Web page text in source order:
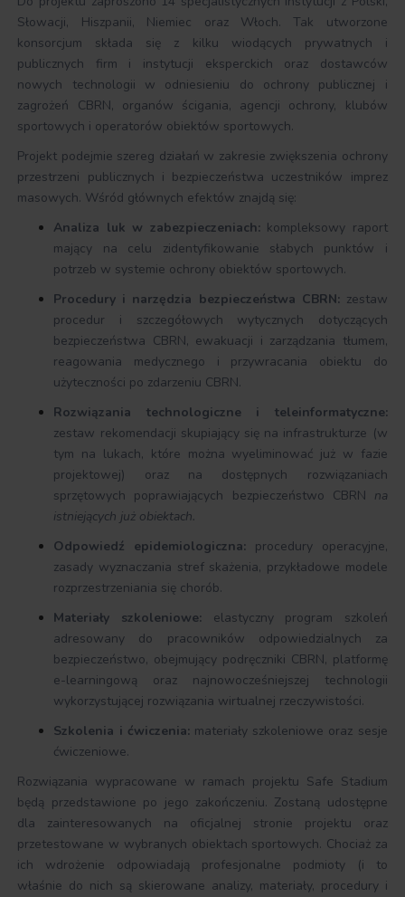
Słowacji, Hiszpanii, Niemiec oraz Włoch. Tak utworzone
konsorcjum składa się z kilku wiodących prywatnych i
publicznych firm i instytucji eksperckich oraz dostawców
nowych technologii w odniesieniu do ochrony publicznej i
zagrożeń CBRN, organów ścigania, agencji ochrony, klubów
sportowych i operatorów obiektów sportowych.
Projekt podejmie szereg działań w zakresie zwiększenia ochrony
przestrzeni publicznych i bezpieczeństwa uczestników imprez
masowych. Wśród głównych efektów znajdą się:
Analiza luk w zabezpieczeniach: kompleksowy raport
mający na celu zidentyfikowanie słabych punktów i
potrzeb w systemie ochrony obiektów sportowych.
Procedury i narzędzia bezpieczeństwa CBRN: zestaw
procedur i szczegółowych wytycznych dotyczących
bezpieczeństwa CBRN, ewakuacji i zarządzania tłumem,
reagowania medycznego i przywracania obiektu do
użyteczności po zdarzeniu CBRN.
Rozwiązania technologiczne i teleinformatyczne:
zestaw rekomendacji skupiający się na infrastrukturze (w
tym na lukach, które można wyeliminować już w fazie
projektowej) oraz na dostępnych rozwiązaniach
sprzętowych poprawiających bezpieczeństwo CBRN na
istniejących już obiektach.
Odpowiedź epidemiologiczna: procedury operacyjne,
zasady wyznaczania stref skażenia, przykładowe modele
rozprzestrzeniania się chorób.
Materiały szkoleniowe: elastyczny program szkoleń
adresowany do pracowników odpowiedzialnych za
bezpieczeństwo, obejmujący podręczniki CBRN, platformę
e-learningową oraz najnowocześniejszej technologii
wykorzystującej rozwiązania wirtualnej rzeczywistości.
Szkolenia i ćwiczenia: materiały szkoleniowe oraz sesje
ćwiczeniowe.
Rozwiązania wypracowane w ramach projektu Safe Stadium
będą przedstawione po jego zakończeniu. Zostaną udostępne
dla zainteresowanych na oficjalnej stronie projektu oraz
przetestowane w wybranych obiektach sportowych. Chociaż za
ich wdrożenie odpowiadają profesjonalne podmioty (i to
właśnie do nich są skierowane analizy, materiały, procedury i